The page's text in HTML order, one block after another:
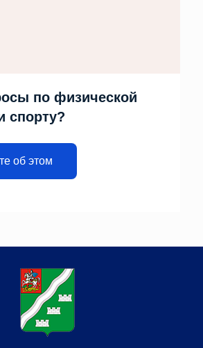
по физической
спорту?
об этом